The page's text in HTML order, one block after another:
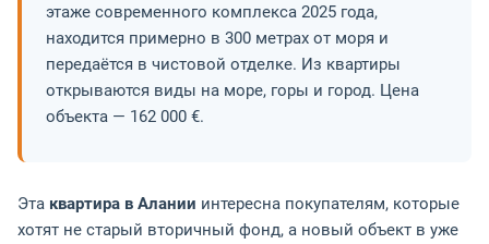
этаже современного комплекса 2025 года,
находится примерно в 300 метрах от моря и
передаётся в чистовой отделке. Из квартиры
открываются виды на море, горы и город. Цена
объекта — 162 000 €.
Эта квартира в Алании интересна покупателям, которые
хотят не старый вторичный фонд, а новый объект в уже